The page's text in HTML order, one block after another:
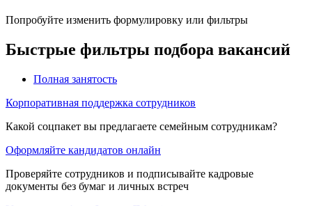
Попробуйте изменить формулировку или фильтры
Быстрые фильтры подбора вакансий
Полная занятость
Корпоративная поддержка сотрудников
Какой соцпакет вы предлагаете семейным сотрудникам?
Оформляйте кандидатов онлайн
Проверяйте сотрудников и подписывайте кадровые
документы без бумаг и личных встреч